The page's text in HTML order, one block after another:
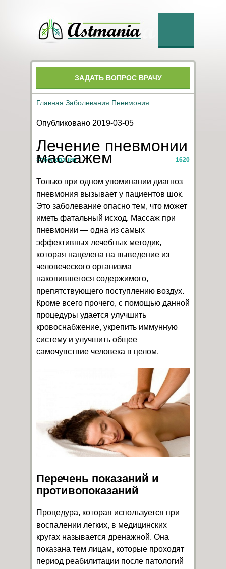
ЗАДАТЬ ВОПРОС ВРАЧУ
Главная Заболевания Пневмония
Опубликовано 2019-03-05
Лечение пневмонии
массажем
Заболевания 1620
Только при одном упоминании диагноз
пневмония вызывает у пациентов шок.
Это заболевание опасно тем, что может
иметь фатальный исход. Массаж при
пневмонии — одна из самых
эффективных лечебных методик,
которая нацелена на выведение из
человеческого организма
накопившегося содержимого,
препятствующего поступлению воздух.
Кроме всего прочего, с помощью данной
процедуры удается улучшить
кровоснабжение, укрепить иммунную
систему и улучшить общее
самочувствие человека в целом.
Перечень показаний и
противопоказаний
Процедура, которая используется при
воспалении легких, в медицинских
кругах называется дренажной. Она
показана тем лицам, которые проходят
период реабилитации после патологий